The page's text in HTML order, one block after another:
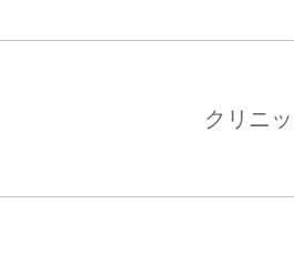
クリニ